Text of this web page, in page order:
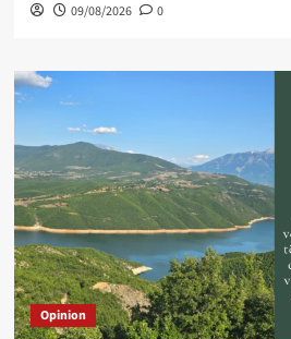
09/08/2026 0
Opinion